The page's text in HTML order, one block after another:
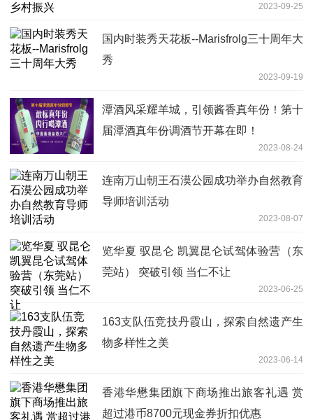
2023-09-25
国内时装秀天花板--Marisfrolg三十周年大
秀
2023-09-19
潭酒风采耀羊城，引领酱香真年份！第十
届潭酒真年份调酒节开幕在即！
2023-08-24
连南万山朝王石漠公园成功举办自然教育
导师培训活动
2023-08-07
览华夏 驭昆仑 凯翼昆仑试驾体验营（东
莞站） 突破引领 当仁不让
2023-06-25
163支队伍竞技丹霞山，探索自然遗产生
物多样性之美
2023-06-14
香港华懋集团旗下商场推出旅客礼遇 赏
超过港币8700元现金券折扣优惠